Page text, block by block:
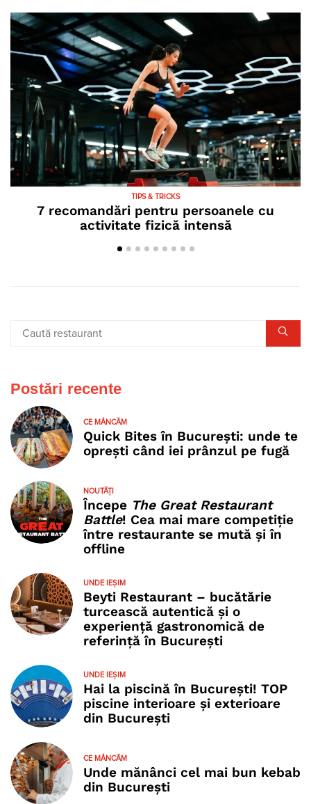
TIPS & TRICKS
7 recomandări pentru persoanele cu
activitate fizică intensă
Postări recente
CE MÂNCĂM
Quick Bites în București: unde te
oprești când iei prânzul pe fugă
NOUTĂȚI
Începe The Great Restaurant
Battle! Cea mai mare competiție
între restaurante se mută și în
offline
UNDE IEȘIM
Beyti Restaurant – bucătărie
turcească autentică și o
experiență gastronomică de
referință în București
UNDE IEȘIM
Hai la piscină în București! TOP
piscine interioare și exterioare
din București
CE MÂNCĂM
Unde mănânci cel mai bun kebab
din București